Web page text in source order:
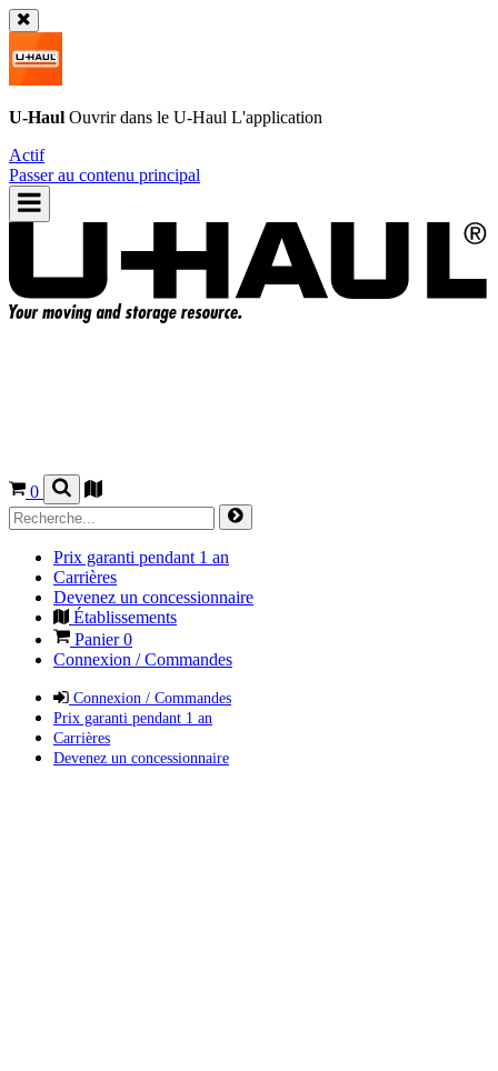
U-Haul Ouvrir dans le U-Haul L'application
Actif
Passer au contenu principal
0
Prix garanti pendant 1 an
Carrières
Devenez un concessionnaire
Établissements
Panier0
Connexion / Commandes
Connexion / Commandes
Prix garanti pendant 1 an
Carrières
Devenez un concessionnaire